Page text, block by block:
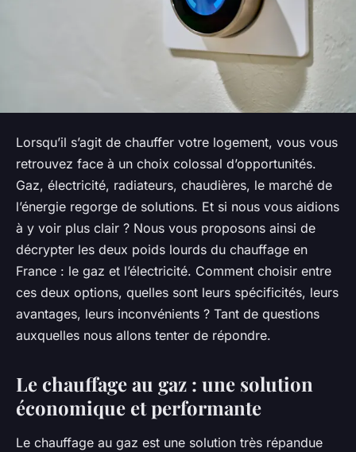
Lorsqu’il s’agit de chauffer votre logement, vous vous
retrouvez face à un choix colossal d’opportunités.
Gaz, électricité, radiateurs, chaudières, le marché de
l’énergie regorge de solutions. Et si nous vous aidions
à y voir plus clair ? Nous vous proposons ainsi de
décrypter les deux poids lourds du chauffage en
France : le gaz et l’électricité. Comment choisir entre
ces deux options, quelles sont leurs spécificités, leurs
avantages, leurs inconvénients ? Tant de questions
auxquelles nous allons tenter de répondre.
Le chauffage au gaz : une solution
économique et performante
Le chauffage au gaz est une solution très répandue